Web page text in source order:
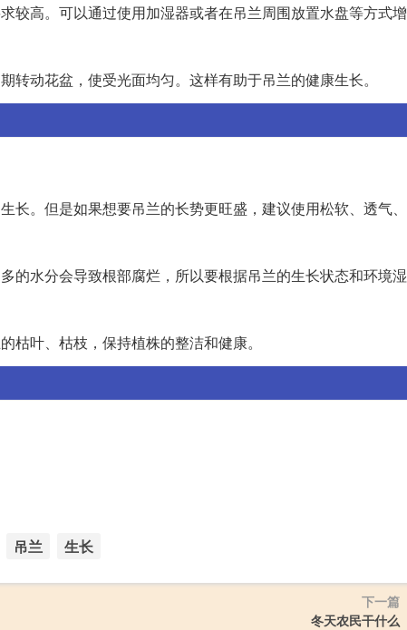
较高。可以通过使用加湿器或者在吊兰周围放置水盘等方式增
动花盆，使受光面均匀。这样有助于吊兰的健康生长。
。但是如果想要吊兰的长势更旺盛，建议使用松软、透气、
的水分会导致根部腐烂，所以要根据吊兰的生长状态和环境湿
叶、枯枝，保持植株的整洁和健康。
吊兰 生长
下一篇
冬天农民干什么